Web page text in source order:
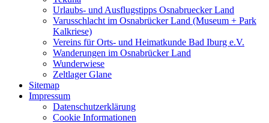
Urlaubs- und Ausflugstipps Osnabruecker Land
Varusschlacht im Osnabrücker Land (Museum + Park
Kalkriese)
Vereins für Orts- und Heimatkunde Bad Iburg e.V.
Wanderungen im Osnabrücker Land
Wunderwiese
Zeltlager Glane
Sitemap
Impressum
Datenschutzerklärung
Cookie Informationen